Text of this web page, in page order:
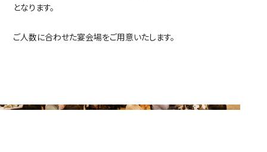
となります。
ご人数に合わせた宴会場をご用意いたします。